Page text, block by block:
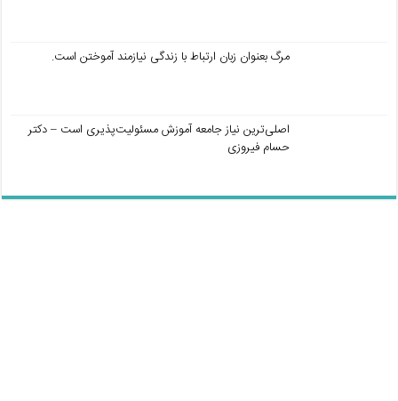
مرگ بعنوان زبان ارتباط با زندگی نیازمند آموختن است.
اصلی‌ترین نیاز جامعه آموزش مسئولیت‌پذیری است – دکتر
حسام فیروزی